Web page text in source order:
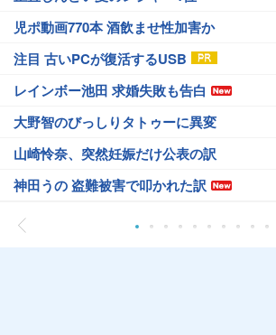
児ポ動画770本 酒飲ませ性加害か
注目 古いPCが復活するUSB
レインボー池田 求婚失敗も告白
大野智のびっしりタトゥーに異変
山崎怜奈、突然妊娠だけ公表の訳
神田うの 盗難被害で叩かれた訳